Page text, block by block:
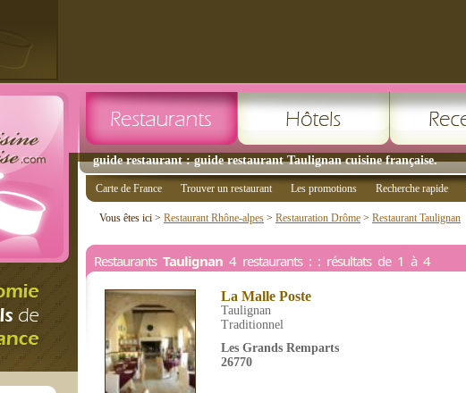
guide restaurant : guide restaurant Taulignan cuisine française.
Carte de France Trouver un restaurant Les promotions Recherche rapide
Vous êtes ici > Restaurant Rhône-alpes > Restauration Drôme > Restaurant Taulignan
Restaurants Taulignan 4 restaurants : : résultats de 1 à 4
La Malle Poste
Taulignan
Traditionnel
Les Grands Remparts
26770